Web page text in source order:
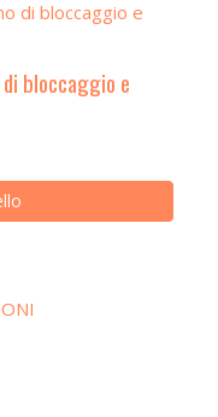
bloccaggio e